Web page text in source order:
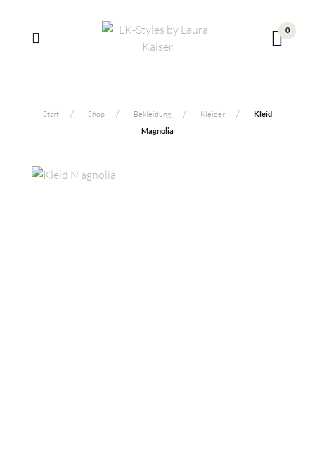
0
Start Shop Bekleidung Kleider
Kleid
Magnolia